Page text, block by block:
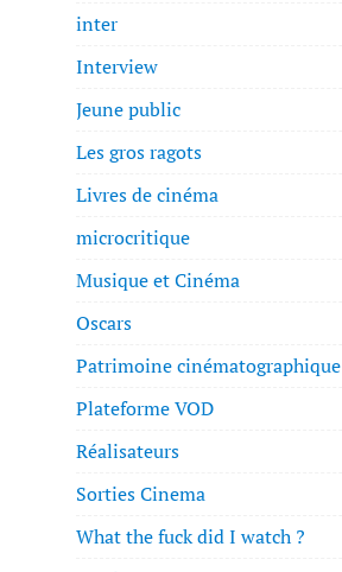
inter
Interview
Jeune public
Les gros ragots
Livres de cinéma
microcritique
Musique et Cinéma
Oscars
Patrimoine cinématographique
Plateforme VOD
Réalisateurs
Sorties Cinema
What the fuck did I watch ?